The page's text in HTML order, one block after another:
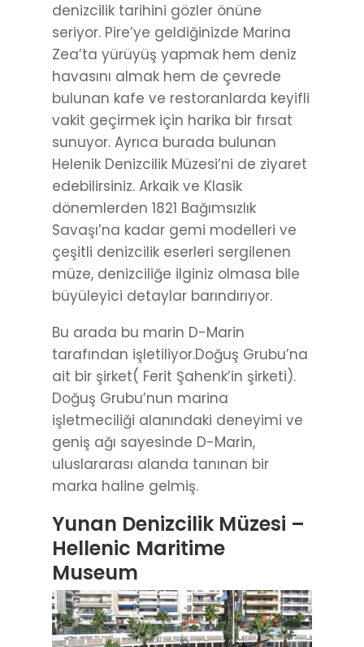
denizcilik tarihini gözler önüne
seriyor. Pire’ye geldiğinizde Marina
Zea’ta yürüyüş yapmak hem deniz
havasını almak hem de çevrede
bulunan kafe ve restoranlarda keyifli
vakit geçirmek için harika bir fırsat
sunuyor. Ayrıca burada bulunan
Helenik Denizcilik Müzesi’ni de ziyaret
edebilirsiniz. Arkaik ve Klasik
dönemlerden 1821 Bağımsızlık
Savaşı’na kadar gemi modelleri ve
çeşitli denizcilik eserleri sergilenen
müze, denizciliğe ilginiz olmasa bile
büyüleyici detaylar barındırıyor.
Bu arada bu marin D-Marin
tarafından işletiliyor.Doğuş Grubu’na
ait bir şirket( Ferit Şahenk’in şirketi).
Doğuş Grubu’nun marina
işletmeciliği alanındaki deneyimi ve
geniş ağı sayesinde D-Marin,
uluslararası alanda tanınan bir
marka haline gelmiş.
Yunan Denizcilik Müzesi –
Hellenic Maritime
Museum